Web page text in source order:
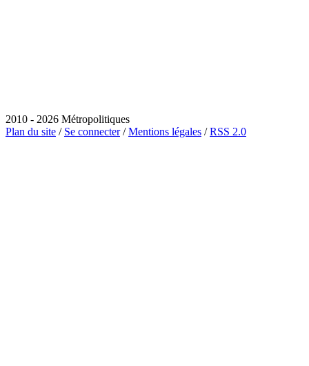
2010 - 2026 Métropolitiques
Plan du site / Se connecter/Mentions légales /RSS 2.0